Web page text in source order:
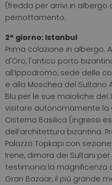
(fredda per arrivi in albergo
pernottamento.
2° giorno: Istanbul
Prima colazione in albergo.
d'Oro, l'antico porto
all’Ippodromo, sede delle
e alla Moschea del Sultano
Blu per le sue maioliche del
visitare autonomamente la
Cisterna Basilica (ingressi
dell’architettura bizantina.
Palazzo Topkapi con
Irene, dimora dei Sultani
testimonia la magnificenza
Gran Bazaar, il più grande